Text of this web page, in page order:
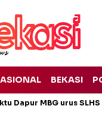
BEKASI
Dapur MBG urus